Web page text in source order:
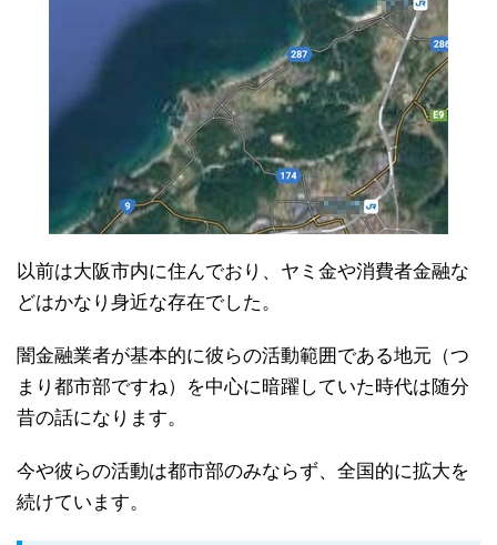
以前は大阪市内に住んでおり、ヤミ金や消費者金融な
どはかなり身近な存在でした。
闇金融業者が基本的に彼らの活動範囲である地元（つ
まり都市部ですね）を中心に暗躍していた時代は随分
昔の話になります。
今や彼らの活動は都市部のみならず、全国的に拡大を
続けています。